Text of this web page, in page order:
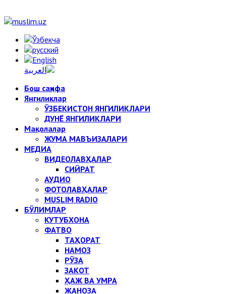
Бош саҳифа
Янгиликлар
ЎЗБЕКИСТОН ЯНГИЛИКЛАРИ
ДУНЁ ЯНГИЛИКЛАРИ
Мақолалар
ЖУМА МАВЪИЗАЛАРИ
МЕДИА
ВИДЕОЛАВҲАЛАР
СИЙРАТ
АУДИО
ФОТОЛАВҲАЛАР
MUSLIM RADIO
БЎЛИМЛАР
КУТУБХОНА
ФАТВО
ТАҲОРАТ
НАМОЗ
РЎЗА
ЗАКОТ
ҲАЖ ВА УМРА
ЖАНОЗА